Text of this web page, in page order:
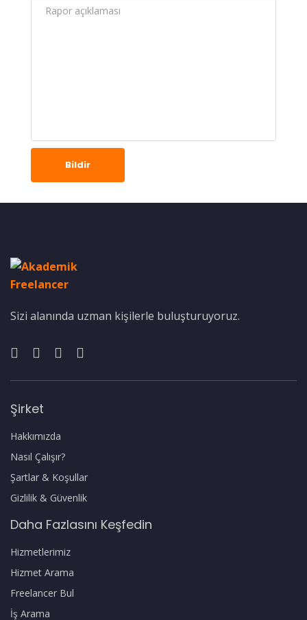
Bildir
Sizi alanında uzman kişilerle buluşturuyoruz.
Şirket
Hakkımızda
Nasıl Çalışır?
Şartlar & Koşullar
Gizlilik & Güvenlik
Daha Fazlasını Keşfedin
Hizmetlerimiz
Hizmet Arama
Freelancer Bul
İş Arama